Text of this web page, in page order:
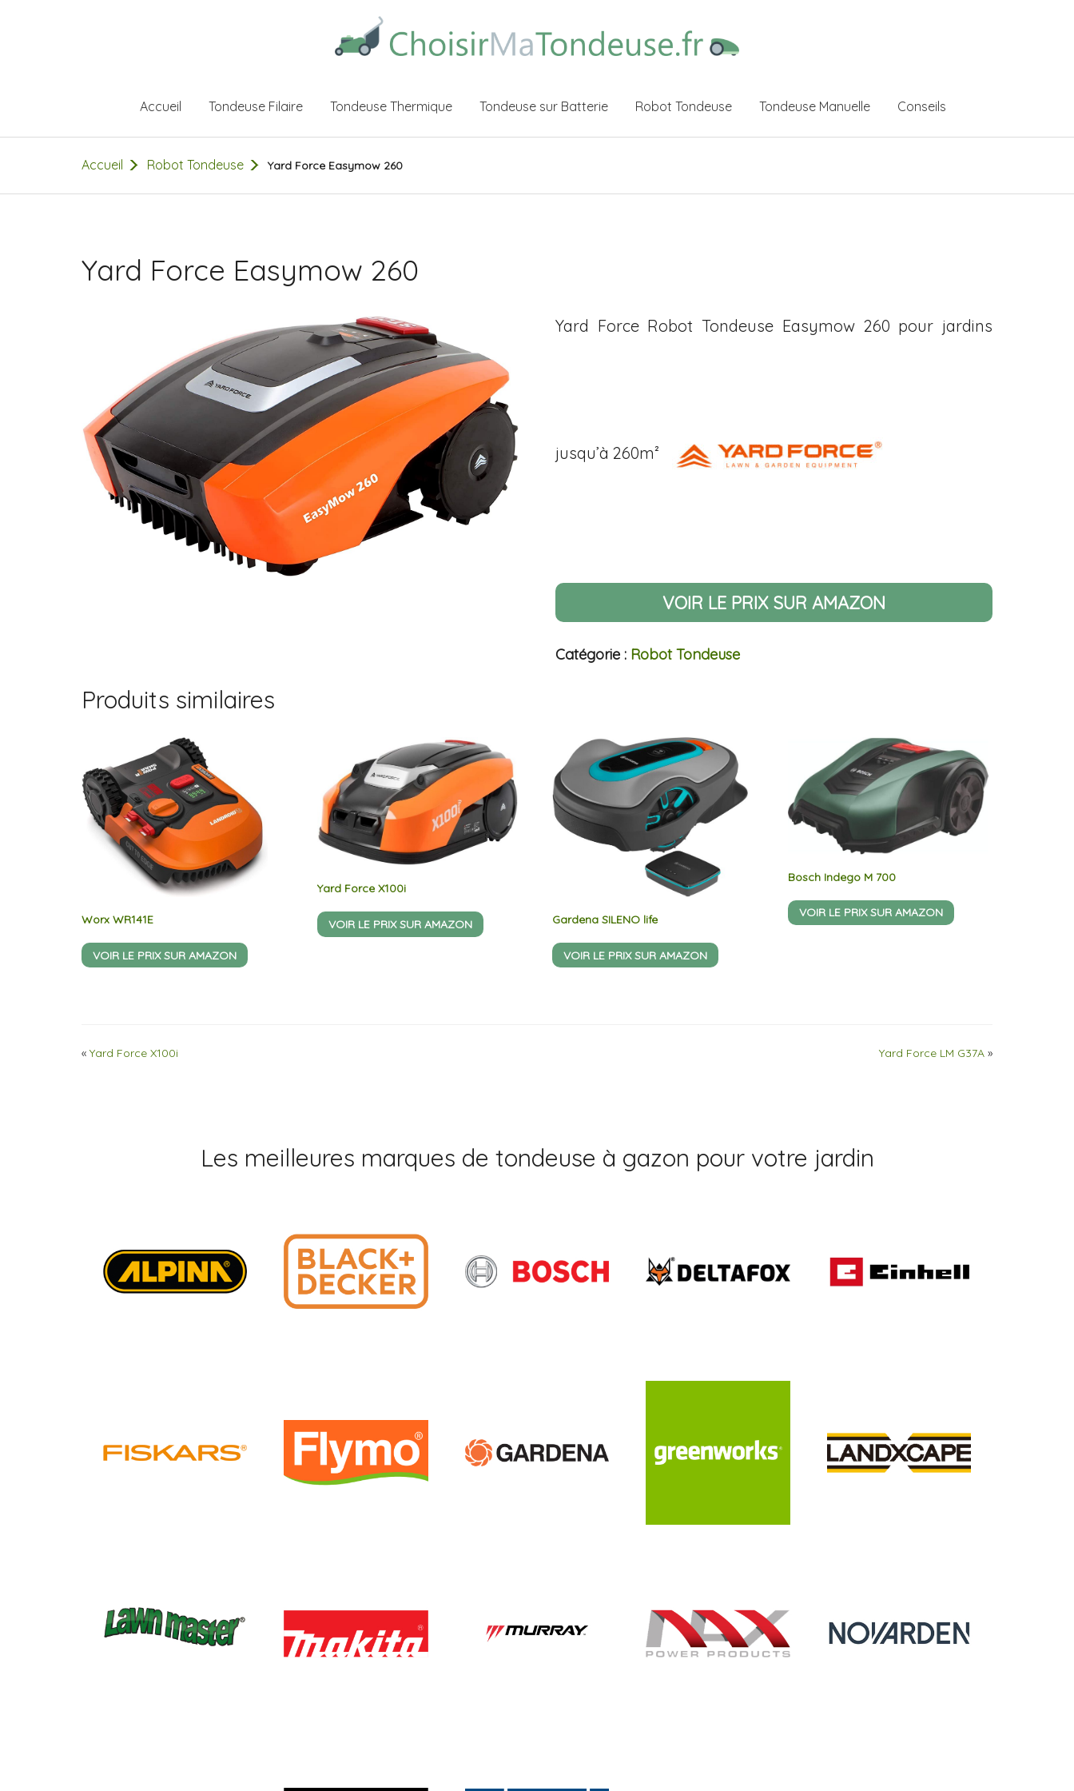
Accueil Tondeuse Filaire Tondeuse Thermique Tondeuse sur Batterie Robot Tondeuse Tondeuse Manuelle Conseils
Accueil Robot Tondeuse Yard Force Easymow 260
Yard Force Easymow 260
Yard Force Robot Tondeuse Easymow 260 pour jardins
jusqu’à 260m²
VOIR LE PRIX SUR AMAZON
Catégorie : Robot Tondeuse
Produits similaires
Worx WR141E
VOIR LE PRIX SUR AMAZON
Yard Force X100i
VOIR LE PRIX SUR AMAZON Gardena SILENO life
VOIR LE PRIX SUR AMAZON
Bosch Indego M 700
VOIR LE PRIX SUR AMAZON
« Yard Force X100i Yard Force LM G37A »
Les meilleures marques de tondeuse à gazon pour votre jardin